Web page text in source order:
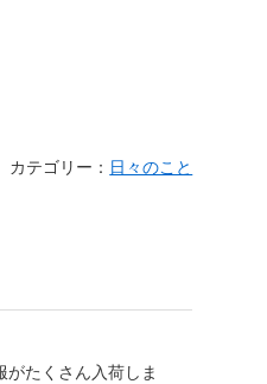
カテゴリー： 日々のこと
がたくさん入荷しま